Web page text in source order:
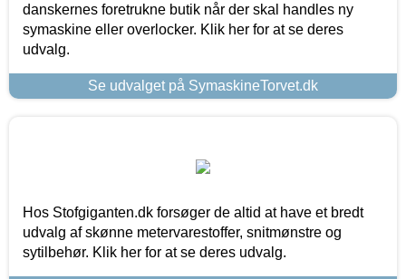
danskernes foretrukne butik når der skal handles ny
symaskine eller overlocker. Klik her for at se deres
udvalg.
Se udvalget på SymaskineTorvet.dk
Hos Stofgiganten.dk forsøger de altid at have et bredt
udvalg af skønne metervarestoffer, snitmønstre og
sytilbehør. Klik her for at se deres udvalg.